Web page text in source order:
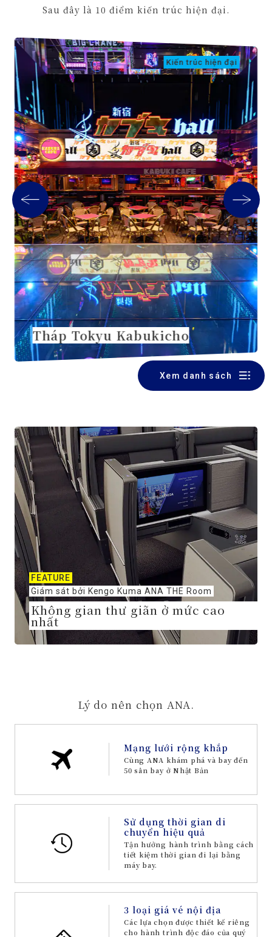
Sau đây là 10 điểm kiến trúc hiện đại.
Kiến trúc hiện đại
Tháp Tokyu Kabukicho
Xem danh sách
FEATURE
Giám sát bởi Kengo Kuma ANA THE Room
Không gian thư giãn ở mức cao
nhất
Lý do nên chọn ANA.
Mạng lưới rộng khắp
Cùng ANA khám phá và bay đến
50 sân bay ở Nhật Bản
Sử dụng thời gian di
chuyển hiệu quả
Tận hưởng hành trình bằng cách
tiết kiệm thời gian đi lại bằng
máy bay.
3 loại giá vé nội địa
Các lựa chọn được thiết kế riêng
cho hành trình độc đáo của quý